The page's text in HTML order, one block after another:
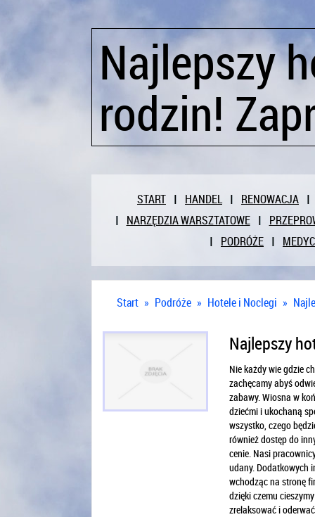
Najlepszy
rodzin!
START HANDEL
RENOWACJA
NARZĘDZIA WARSZTATOWE
PODRÓŻE
Start » Podróże » Hotele i Noclegi »
Najlepszy
Nie każdy wie gdzie
zachęcamy abyś
zabawy. Wiosna w
dziećmi i ukochaną
wszystko, czego
również dostęp do
cenie. Nasi
udany. Dodatkowych
wchodząc na stronę
dzięki czemu
zrelaksować i